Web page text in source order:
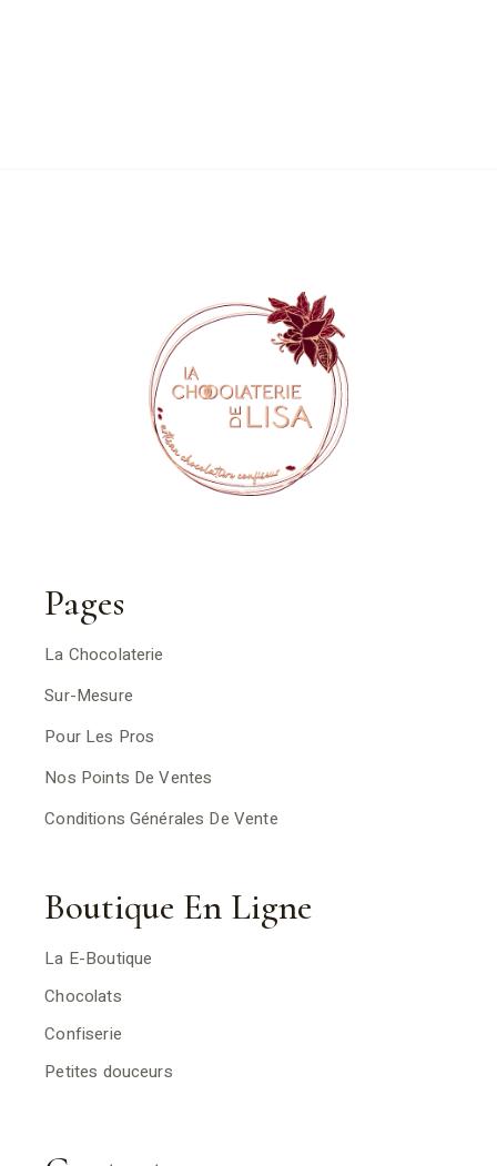
Pages
La Chocolaterie
Sur-Mesure
Pour Les Pros
Nos Points De Ventes
Conditions Générales De Vente
Boutique En Ligne
La E-Boutique
Chocolats
Confiserie
Petites douceurs